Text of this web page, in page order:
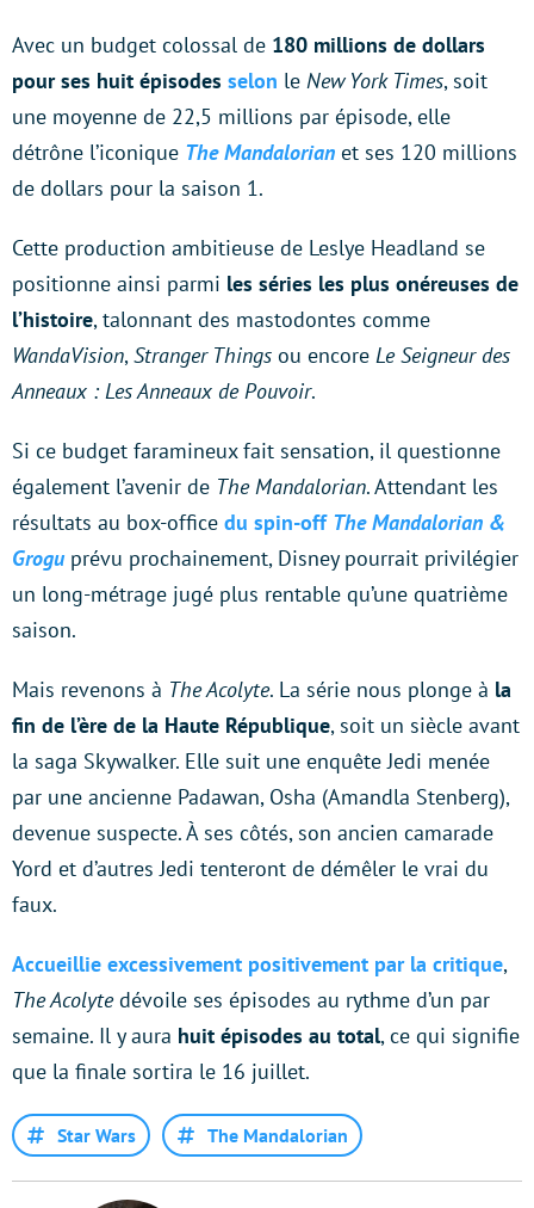
Avec un budget colossal de 180 millions de dollars
pour ses huit épisodes selon le New York Times, soit
une moyenne de 22,5 millions par épisode, elle
détrône l’iconique The Mandalorian et ses 120 millions
de dollars pour la saison 1.
Cette production ambitieuse de Leslye Headland se
positionne ainsi parmi les séries les plus onéreuses de
l’histoire, talonnant des mastodontes comme
WandaVision,Stranger Things ou encore Le Seigneur des
Anneaux : Les Anneaux de Pouvoir.
Si ce budget faramineux fait sensation, il questionne
également l’avenir de The Mandalorian. Attendant les
résultats au box-office du spin-off The Mandalorian &
Grogu prévu prochainement, Disney pourrait privilégier
un long-métrage jugé plus rentable qu’une quatrième
saison.
Mais revenons à The Acolyte. La série nous plonge à la
fin de l’ère de la Haute République, soit un siècle avant
la saga Skywalker. Elle suit une enquête Jedi menée
par une ancienne Padawan, Osha (Amandla Stenberg),
devenue suspecte. À ses côtés, son ancien camarade
Yord et d’autres Jedi tenteront de démêler le vrai du
faux.
Accueillie excessivement positivement par la critique,
The Acolytedévoile ses épisodes au rythme d’un par
semaine. Il y aura huit épisodes au total, ce qui signifie
que la finale sortira le 16 juillet.
Star Wars The Mandalorian